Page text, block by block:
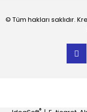
© Tüm hakları saklıdır.
®